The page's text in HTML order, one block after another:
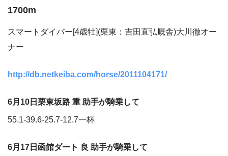
1700m
スマートダイバー[4歳牡](栗東：吉田直弘厩舎)大川徹オー
ナー
http://db.netkeiba.com/horse/2011104171/
6月10日栗東坂路 重 助手が騎乗して
55.1-39.6-25.7-12.7一杯
6月17日函館ダート 良 助手が騎乗して